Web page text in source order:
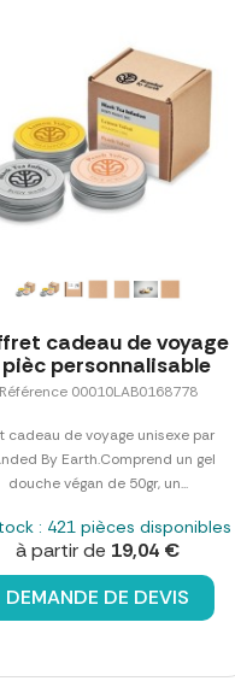
cadeau de voyage
personnalisable
00010LAB0168778
cadeau de voyage unisexe par
By Earth.Comprend un gel
douche végan de 50gr, un...
: 421 pièces disponibles
à partir de 19,04 €
DEMANDE DE DEVIS